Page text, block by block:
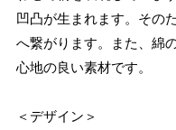
凹凸が生まれます。その
へ繋がります。また、綿
心地の良い素材です。
＜デザイン＞